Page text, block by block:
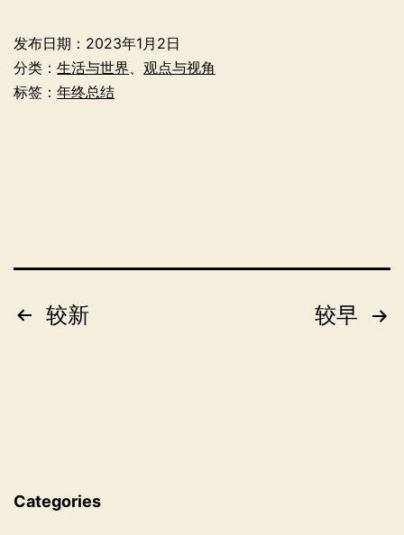
我
的
发布日期： 2023年1月2日
分类： 生活与世界、 观点与视角
标签： 年终总结
文 较新 较早
Categories